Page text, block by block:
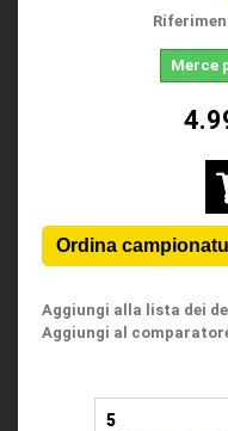
Merce
Aggiungi alla lista dei
Aggiungi al
5